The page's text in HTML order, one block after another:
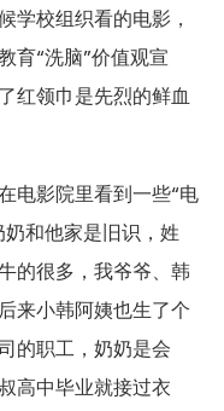
学校组织看的电影，
育“洗脑”价值观宣
红领巾是先烈的鲜血
电影院里看到一些“电
和他家是旧识，姓
的很多，我爷爷、韩
来小韩阿姨也生了个
的职工，奶奶是会
高中毕业就接过衣